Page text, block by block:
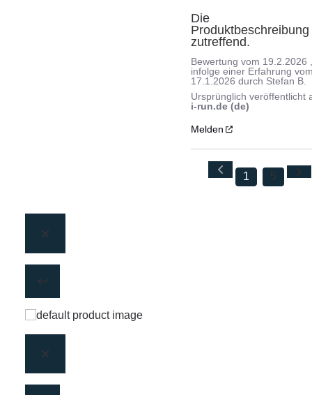
Die
Produktbeschreibung
zutreffend.
Bewertung vom 19.2.2026
infolge einer Erfahrung
17.1.2026 durch Stefan B.
Ursprünglich veröffentlicht
i-run.de (de)
Melden
1 5